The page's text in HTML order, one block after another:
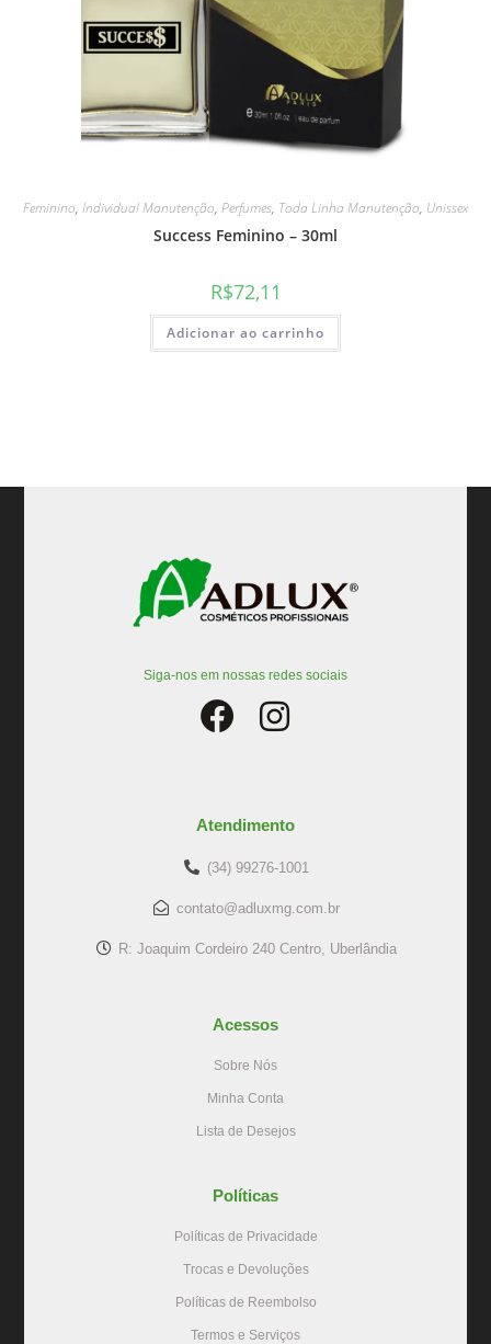
Feminino, Individual Manutenção, Perfumes, Toda Linha Manutenção, Unissex
Success Feminino – 30ml
R$72,11
Adicionar ao carrinho
Siga-nos em nossas redes sociais
Atendimento
(34) 99276-1001
contato@adluxmg.com.br
R: Joaquim Cordeiro 240 Centro, Uberlândia
Acessos
Sobre Nós
Minha Conta
Lista de Desejos
Políticas
Políticas de Privacidade
Trocas e Devoluções
Políticas de Reembolso
Termos e Serviços